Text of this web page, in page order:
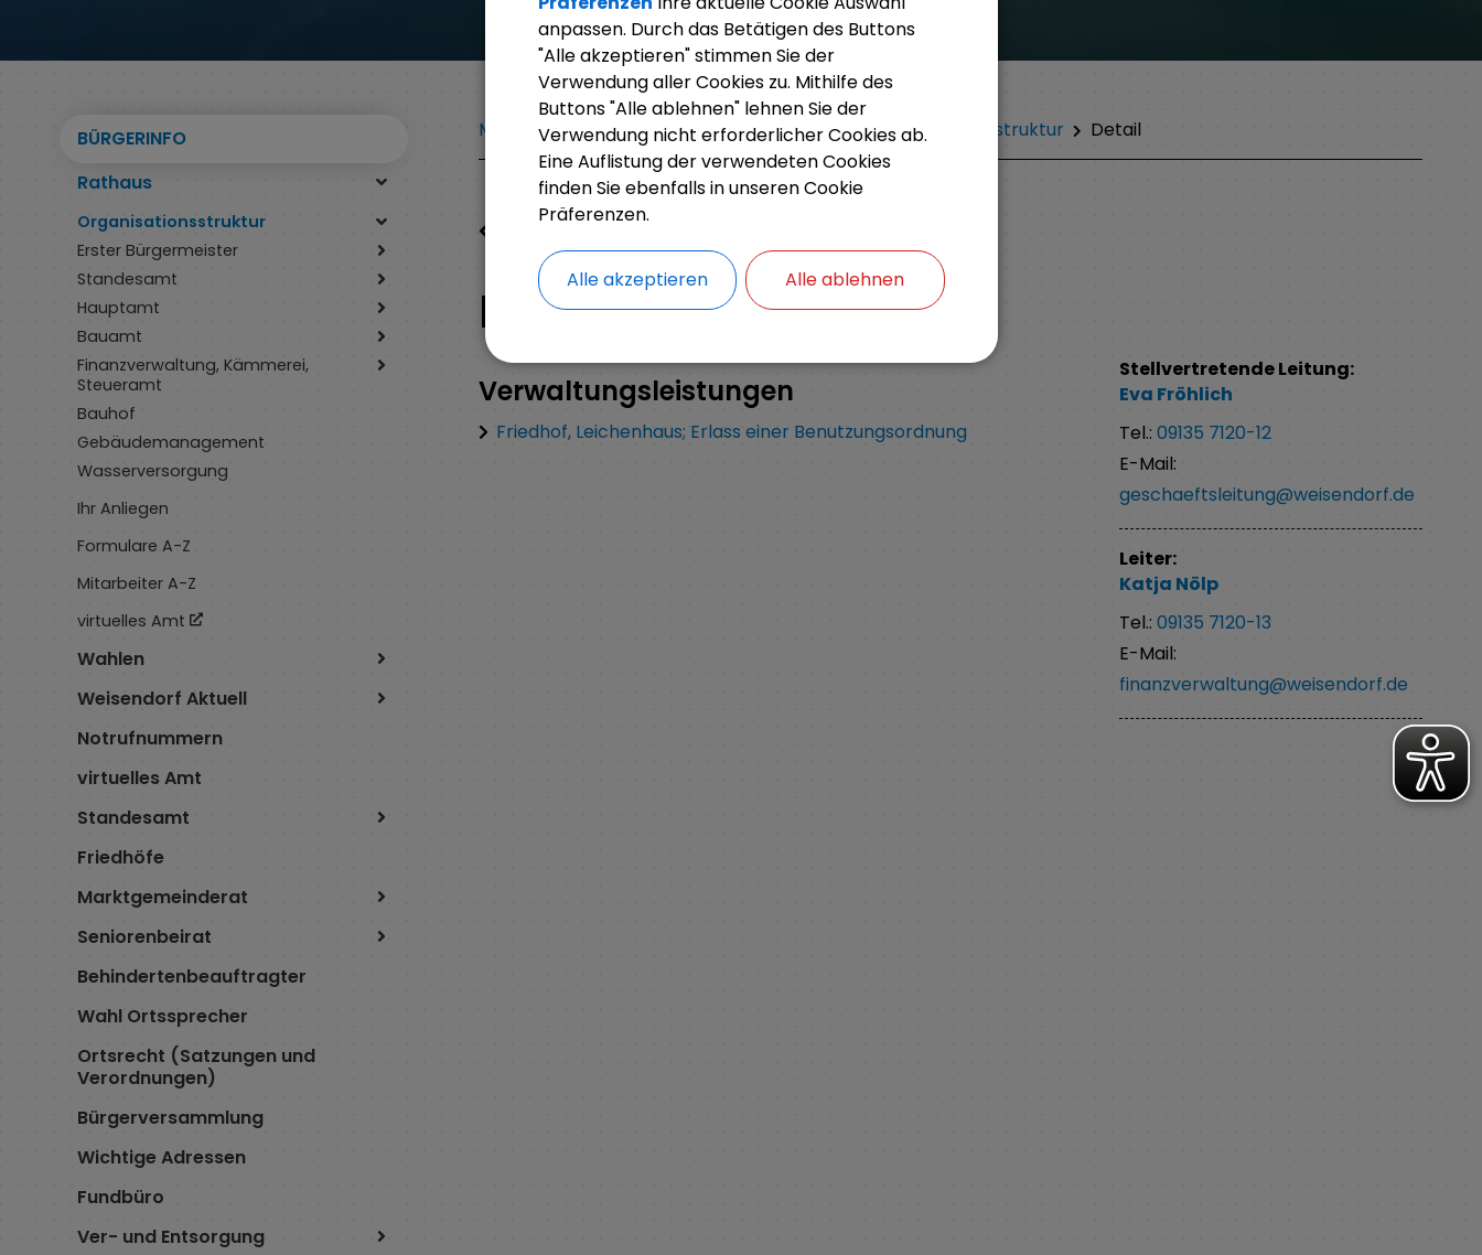
BÜRGERINFO
Rathaus
Organisationsstruktur
Erster Bürgermeister
Standesamt
Hauptamt
Bauamt
Finanzverwaltung, Kämmerei,
Steueramt
Bauhof
Gebäudemanagement
Wasserversorgung
Ihr Anliegen
Formulare A-Z
Mitarbeiter A-Z
virtuelles Amt
Wahlen
Weisendorf Aktuell
Notrufnummern
virtuelles Amt
Standesamt
Friedhöfe
Marktgemeinderat
Seniorenbeirat
Behindertenbeauftragter
Wahl Ortssprecher
Ortsrecht (Satzungen und
Verordnungen)
Bürgerversammlung
Wichtige Adressen
Fundbüro
Ver- und Entsorgung
Markt Weisendorf Bürgerinfo Rathaus Organisationsstruktur Detail
Kämmerei
Verwaltungsleistungen
Friedhof, Leichenhaus; Erlass einer Benutzungsordnung
Stellvertretende Leitung:
Eva Fröhlich
Tel.:09135 7120-12
E-Mail:
geschaeftsleitung@weisendorf.de
Leiter:
Katja Nölp
Tel.:09135 7120-13
E-Mail:
finanzverwaltung@weisendorf.de
anpassen. Durch das Betätigen des Buttons
"Alle akzeptieren" stimmen Sie der
Verwendung aller Cookies zu. Mithilfe des
Buttons "Alle ablehnen" lehnen Sie der
Verwendung nicht erforderlicher Cookies ab.
Eine Auflistung der verwendeten Cookies
finden Sie ebenfalls in unseren Cookie
Präferenzen.
Alle akzeptieren Alle ablehnen